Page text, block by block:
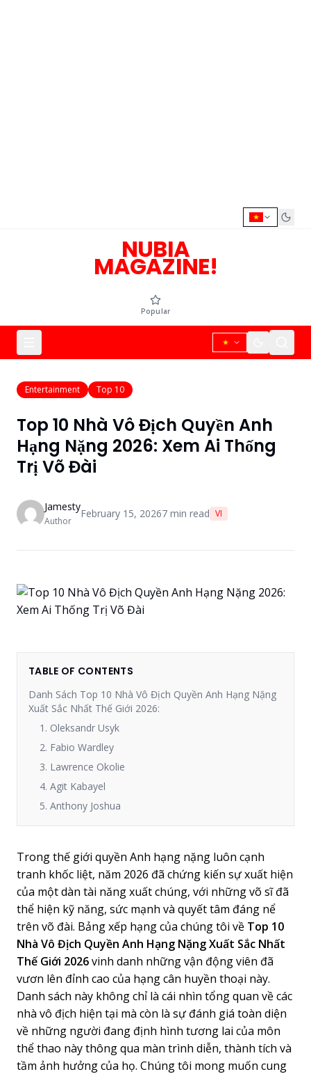
NUBIA
MAGAZINE!
Popular
Entertainment Top 10
Top 10 Nhà Vô Địch Quyền Anh
Hạng Nặng 2026: Xem Ai Thống
Trị Võ Đài
Jamesty
Author
February 15, 20267 min read VI
TABLE OF CONTENTS
Danh Sách Top 10 Nhà Vô Địch Quyền Anh Hạng Nặng
Xuất Sắc Nhất Thế Giới 2026:
1. Oleksandr Usyk
2. Fabio Wardley
3. Lawrence Okolie
4. Agit Kabayel
5. Anthony Joshua
Trong thế giới quyền Anh hạng nặng luôn cạnh
tranh khốc liệt, năm 2026 đã chứng kiến sự xuất hiện
của một dàn tài năng xuất chúng, với những võ sĩ đã
thể hiện kỹ năng, sức mạnh và quyết tâm đáng nể
trên võ đài. Bảng xếp hạng của chúng tôi về Top 10
Nhà Vô Địch Quyền Anh Hạng Nặng Xuất Sắc Nhất
Thế Giới 2026vinh danh những vận động viên đã
vươn lên đỉnh cao của hạng cân huyền thoại này.
Danh sách này không chỉ là cái nhìn tổng quan về các
nhà vô địch hiện tại mà còn là sự đánh giá toàn diện
về những người đang định hình tương lai của môn
thể thao này thông qua màn trình diễn, thành tích và
tầm ảnh hưởng của họ. Chúng tôi mong muốn cung